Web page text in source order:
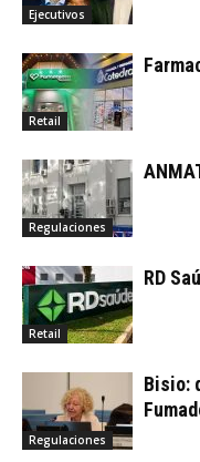
Ejecutivos
Retail
Regulaciones
Retail
RD
Regulaciones
Bisio: